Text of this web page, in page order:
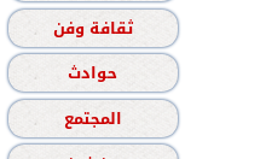
ثقافة وفن
حوادث
المجتمع